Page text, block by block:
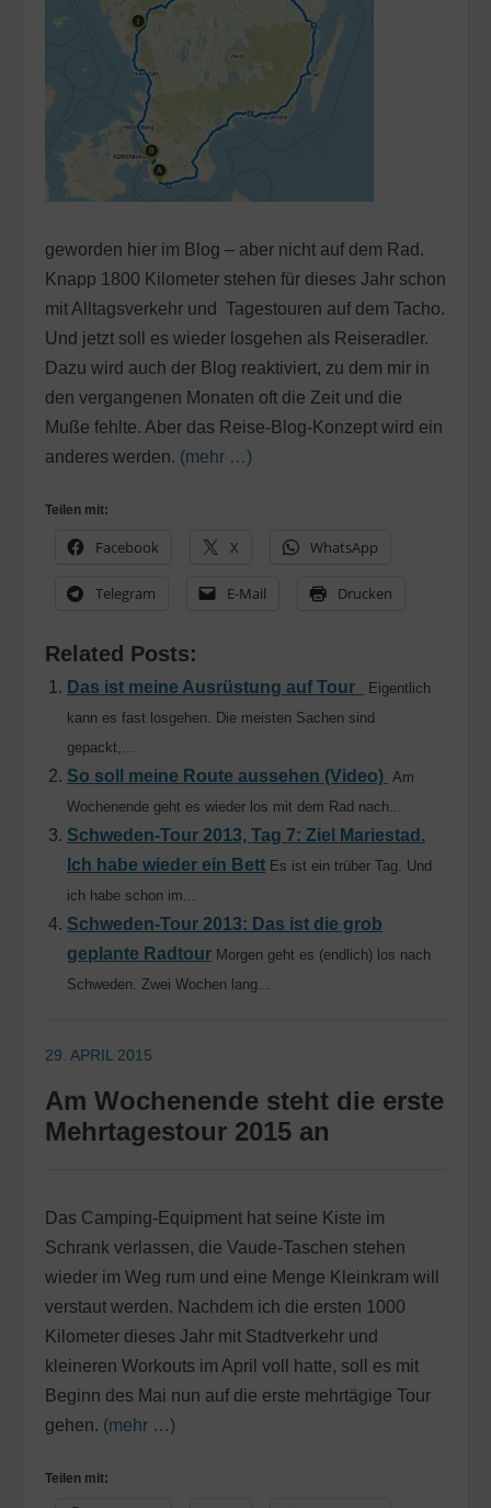
geworden hier im Blog – aber nicht auf dem Rad.
Knapp 1800 Kilometer stehen für dieses Jahr schon
mit Alltagsverkehr und Tagestouren auf dem Tacho.
Und jetzt soll es wieder losgehen als Reiseradler.
Dazu wird auch der Blog reaktiviert, zu dem mir in
den vergangenen Monaten oft die Zeit und die
Muße fehlte. Aber das Reise-Blog-Konzept wird ein
anderes werden. (mehr …)
Teilen mit:
Facebook X WhatsApp
Telegram E-Mail Drucken
Related Posts:
Das ist meine Ausrüstung auf Tour
Eigentlich
kann es fast losgehen. Die meisten Sachen sind
gepackt,...
So soll meine Route aussehen (Video) Am
Wochenende geht es wieder los mit dem Rad nach...
Schweden-Tour 2013, Tag 7: Ziel Mariestad.
Ich habe wieder ein Bett Es ist ein trüber Tag. Und
ich habe schon im...
Schweden-Tour 2013: Das ist die grob
geplante Radtour Morgen geht es (endlich) los nach
Schweden. Zwei Wochen lang...
29. APRIL 2015
Am Wochenende steht die erste
Mehrtagestour 2015 an
Das Camping-Equipment hat seine Kiste im
Schrank verlassen, die Vaude-Taschen stehen
wieder im Weg rum und eine Menge Kleinkram will
verstaut werden. Nachdem ich die ersten 1000
Kilometer dieses Jahr mit Stadtverkehr und
kleineren Workouts im April voll hatte, soll es mit
Beginn des Mai nun auf die erste mehrtägige Tour
gehen. (mehr …)
Teilen mit: